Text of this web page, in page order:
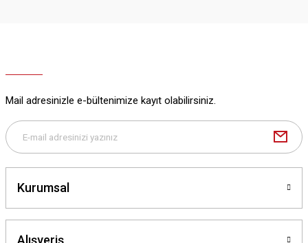
Mail adresinizle e-bültenimize kayıt olabilirsiniz.
Kurumsal